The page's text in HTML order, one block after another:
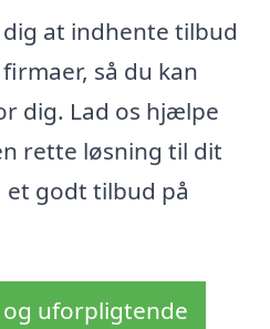
at indhente tilbud
så du kan
dig. Lad os hjælpe
rette løsning til dit
et godt tilbud på
uforpligtende